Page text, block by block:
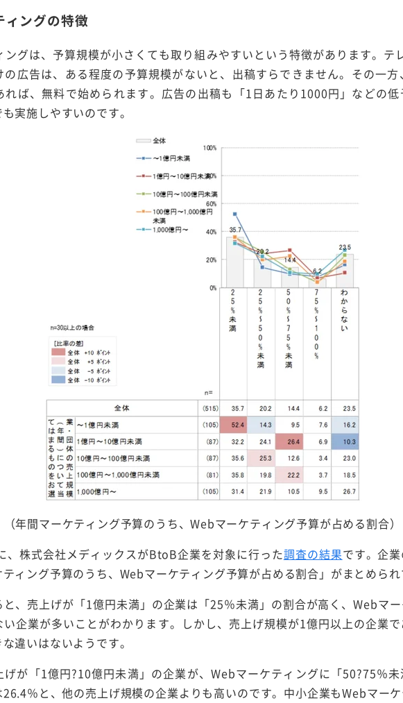
ングの特徴
グは、予算規模が小さくても取り組みやすいという特徴があります。テ
の広告は、ある程度の予算規模がないと、出稿すらできません。その一
れば、無料で始められます。広告の出稿も「1日あたり1000円」などの
実施しやすいのです。
（年間マーケティング予算のうち、Webマーケティング予算が占める割合）
、株式会社メディックスがBtoB企業を対象に行った調査の結果です。企
ィング予算のうち、Webマーケティング予算が占める割合」がまとめられ
と、売上げが「1億円未満」の企業は「25％未満」の割合が高く、Webマ
企業が多いことがわかります。しかし、売上げ規模が1億円以上の企業
違いはないようです。
げが「1億円?10億円未満」の企業が、Webマーケティングに「50?75％
％と、他の売上げ規模の企業よりも高いのです。中小企業もWebマー